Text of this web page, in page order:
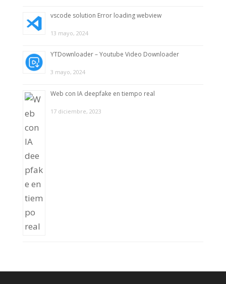
vscode solution Error loading webview
13 mayo, 2024
YTDownloader – Youtube Video Downloader
3 mayo, 2024
Web con IA deepfake en tiempo real
17 diciembre, 2023